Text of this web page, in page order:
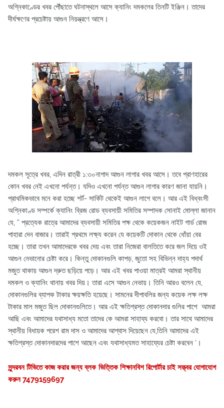
অগ্নিকাণ্ডের খবর পৌঁছাতে ঘটনাস্থলে আসে ক্যানিং দমকলের তিনটি ইঞ্জিন। তাদের
দীর্ঘক্ষণের প্রচেষ্টায় আগুন নিয়ন্ত্রণে আসে।
দমকল সূত্রে খবর, এদিন রাত্রী ১:৩০নাগাদ আগুন লাগার খবর আসে। তবে প্রাণহারের
কোন খবর নেই এখনো পর্যন্ত। যদিও এখনো পর্যন্ত আগুন লাগার কারণ জানা যায়নি।
প্রাথমিকভাবে মনে করা হচ্ছে শর্ট- সার্কিট থেকেই আগুন লাগে বলে। আর এই বিধ্বংসী
অগ্নিকাণ্ড সম্পর্কে ক্যানিং ব্রিজ রোড ব্যবসায়ী সমিতির সম্পাদক সোনাই মোল্লা জানান
যে, ” প্রত্যেক রাত্রে আমাদের ব্যবসায়ী সমিতির পক্ষ থেকে কয়েকজন নাইট গার্ড রোজ
পাহারা দেন বাজার। তারাই প্রথমে লক্ষ্য করেন যে কয়েকটি দোকান থেকে ধোঁয়া বের
হচ্ছে। তারা তখন আমাদেরকে খবর দেয় এবং তারা নিজেরা বালতিতে করে জল দিয়ে ওই
আগুন নেভানোর চেষ্টা করে। কিন্তু দোকানগুলি কাপড়, জুতো সহ বিভিন্ন দাহ্য পদার্থ
মজুত থাকায় আগুন দ্রুত ছড়িয়ে পড়ে। আর এই খবর পাওয়া মাত্রই আমরা স্থানীয়
দমকল ও ক্যানিং থানায় খবর দিয়। তারা এসে আগুন নেভায়। তিনি আরও বলেন যে,
দোকানগুলির ব্যাপক টাকার ক্ষয়ক্ষতি হয়েছে। সামনের দীপাবলির জন্য কয়েক লক্ষ লক্ষ
টাকার মাল মজুত ছিল দোকানগুলিতে। আর এই ক্ষতিগ্রস্ত দোকানদার গুলির পাশে আমরা
আছি এবং আমাদের যথাসাধ্য মতো তাদের কে আমরা সাহায্য করবো। তার সাথে আমাদের
স্থানীয় বিধায়ক পরেশ রাম দাস ও আমাদের আশ্বাস দিয়েছেন যে,তিনি আমাদের এই
ক্ষতিগ্রস্ত দোকানদারদের পাশে আছেন এবং যথাসাধ্যমত সাহায্যের চেষ্টা করবেন ‘।
সুন্দরবন টিভিতে কাজ করার জন্য ব্লক ভিত্তিক শিক্ষানবিশ রিপোর্টার চাই সত্ত্বর যোগাযোগ
করুন 7479159697